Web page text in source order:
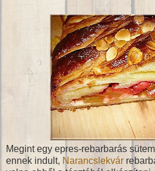
Megint egy epres-rebarbarás
ennek indult, Narancslekvár